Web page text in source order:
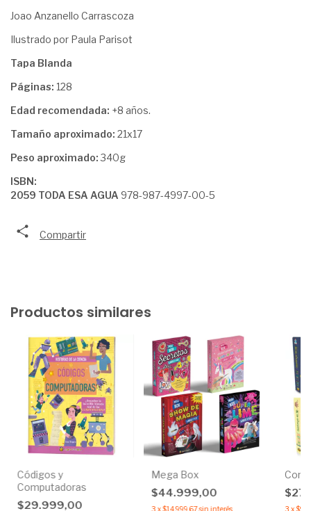
Joao Anzanello Carrascoza
Ilustrado por Paula Parisot
Tapa Blanda
Páginas: 128
Edad recomendada: +8 años.
Tamaño aproximado: 21x17
Peso aproximado:340g
ISBN:
2059 TODA ESA AGUA 978-987-4997-00-5
Compartir
Productos similares
Códigos y
Computadoras
$29.999,00
Mega Box
$44.999,00
3 x$14.999,67sin interés 3 x